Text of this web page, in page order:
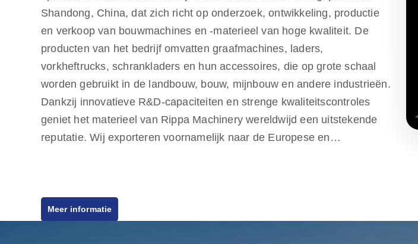
Shandong, China, dat zich richt op onderzoek, ontwikkeling, productie
en verkoop van bouwmachines en -materieel van hoge kwaliteit. De
producten van het bedrijf omvatten graafmachines, laders,
vorkheftrucks, schrankladers en hun accessoires, die op grote schaal
worden gebruikt in de landbouw, bouw, mijnbouw en andere industrieën.
Dankzij innovatieve R&D-capaciteiten en strenge kwaliteitscontroles
geniet het materieel van Rippa Machinery wereldwijd een uitstekende
reputatie. Wij exporteren voornamelijk naar de Europese en
ook meerdere agenten over de hele wereld, die one-stop services